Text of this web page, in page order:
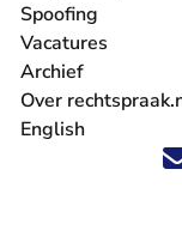
Volg ons op X
Volg ons op
Volg ons
Volg
Spoofing
Vacatures
- U verlaat
Archief
Over
English